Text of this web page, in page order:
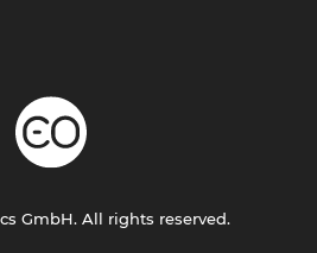
GmbH. All rights reserved.